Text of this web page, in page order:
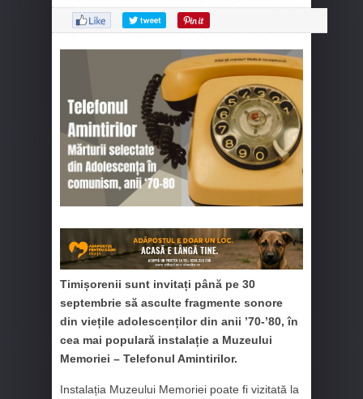
Timișorenii sunt invitați până pe 30
septembrie să asculte fragmente sonore
din viețile adolescenților din anii ’70-’80, în
cea mai populară instalație a Muzeului
Memoriei – Telefonul Amintirilor.
Instalația Muzeului Memoriei poate fi vizitată la